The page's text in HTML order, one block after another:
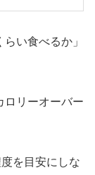
い食べるか」
ロリーオーバー
を目安にしな